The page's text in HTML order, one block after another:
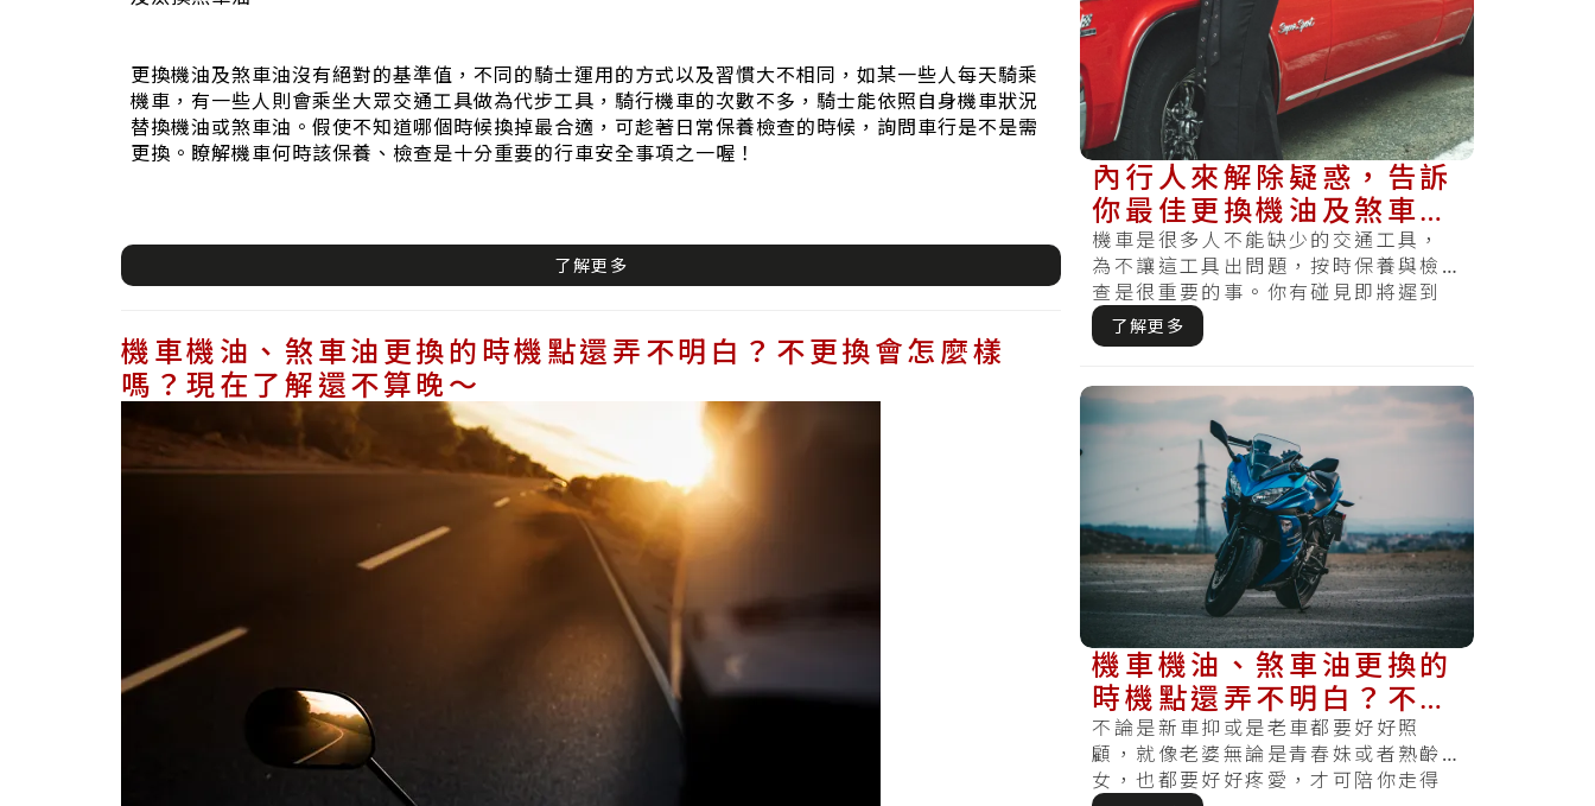
更換機油及煞車油沒有絕對的基準值，不同的騎士運用的方式以及習慣大不相同，如某一些人每天騎乘
機車，有一些人則會乘坐大眾交通工具做為代步工具，騎行機車的次數不多，騎士能依照自身機車狀況
替換機油或煞車油。假使不知道哪個時候換掉最合適，可趁著日常保養檢查的時候，詢問車行是不是需
更換。瞭解機車何時該保養、檢查是十分重要的行車安全事項之一喔！
了解更多
機車機油、煞車油更換的時機點還弄不明白？不更換會怎麼樣
嗎？現在了解還不算晚～
內行人來解除疑惑，告訴
你最佳更換機油及煞車油
的時間點
機車是很多人不能缺少的交通工具，
為不讓這工具出問題，按時保養與檢
查是很重要的事。你有碰見即將遲到
急著出門的時候，察覺電瓶沒電怎麼
樣都無法.....
了解更多
機車機油、煞車油更換的
時機點還弄不明白？不更
換會怎樣嗎？現在瞭解還
不算晚～
不論是新車抑或是老車都要好好照
顧，就像老婆無論是青春妹或者熟齡
女，也都要好好疼愛，才可陪你走得